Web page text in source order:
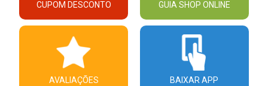
CUPOM DESCONTO GUIA SHOP ONLINE
AVALIAÇÕES BAIXAR APP